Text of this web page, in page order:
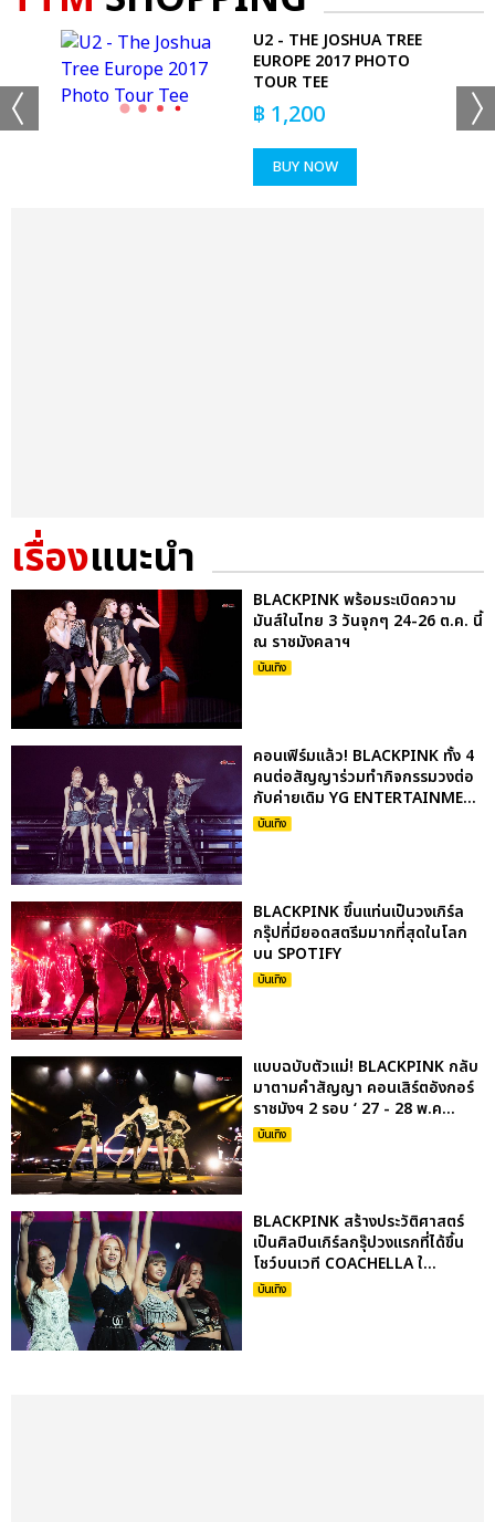
U2 - THE JOSHUA TREE
EUROPE 2017 PHOTO
TOUR TEE
฿ 1,200
BUY NOW
เรื่องแนะนำ
BLACKPINK พร้อมระเบิดความ
มันส์ในไทย 3 วันจุกๆ 24-26 ต.ค. นี้
ณ ราชมังคลาฯ
บันเทิง
คอนเฟิร์มแล้ว! BLACKPINK ทั้ง 4
คนต่อสัญญาร่วมทำกิจกรรมวงต่อ
กับค่ายเดิม YG ENTERTAINME...
บันเทิง
BLACKPINK ขึ้นแท่นเป็นวงเกิร์ล
กรุ๊ปที่มียอดสตรีมมากที่สุดในโลก
บน SPOTIFY
บันเทิง
แบบฉบับตัวแม่! BLACKPINK กลับ
มาตามคำสัญญา คอนเสิร์ตอังกอร์
ราชมังฯ 2 รอบ ‘ 27 - 28 พ.ค...
บันเทิง
BLACKPINK สร้างประวัติศาสตร์
เป็นศิลปินเกิร์ลกรุ๊ปวงแรกที่ได้ขึ้น
โชว์บนเวที COACHELLA ใ...
บันเทิง